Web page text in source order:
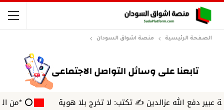
الصفحة الرئيسية منصة اشواق السودان
الله عزالدين ✍️ تكتب: لا تخرج بلا هوية ⭕ *من الهامش*